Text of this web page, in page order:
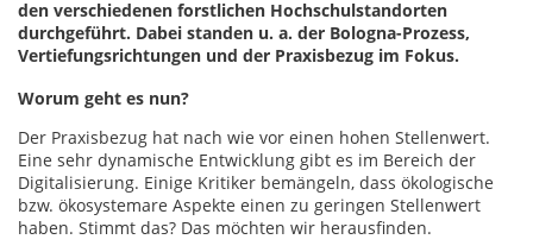
den verschiedenen forstlichen Hochschulstandorten
durchgeführt. Dabei standen u. a. der Bologna-Prozess,
Vertiefungsrichtungen und der Praxisbezug im Fokus.
Worum geht es nun?
Der Praxisbezug hat nach wie vor einen hohen Stellenwert.
Eine sehr dynamische Entwicklung gibt es im Bereich der
Digitalisierung. Einige Kritiker bemängeln, dass ökologische
bzw. ökosystemare Aspekte einen zu geringen Stellenwert
haben. Stimmt das? Das möchten wir herausfinden.